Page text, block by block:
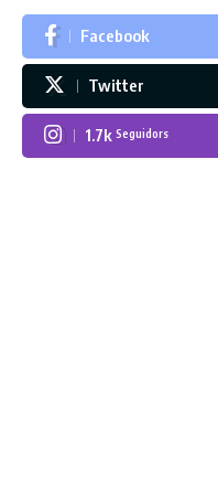
Facebook
Twitter
1.7k Seguidors